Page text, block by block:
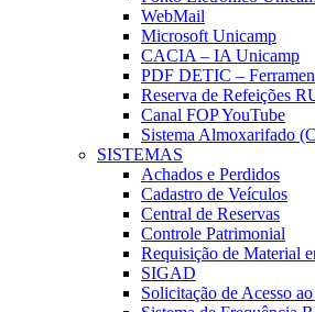
WebMail
Microsoft Unicamp
CACIA – IA Unicamp
PDF DETIC –
Reserva de Refeições
Canal FOP YouTube
Sistema Almoxarifado
SISTEMAS
Achados e Perdidos
Cadastro de Veículos
Central de Reservas
Controle Patrimonial
Requisição de Material
SIGAD
Solicitação de Acesso